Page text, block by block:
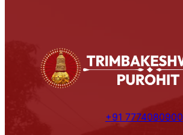
+91 7774080900